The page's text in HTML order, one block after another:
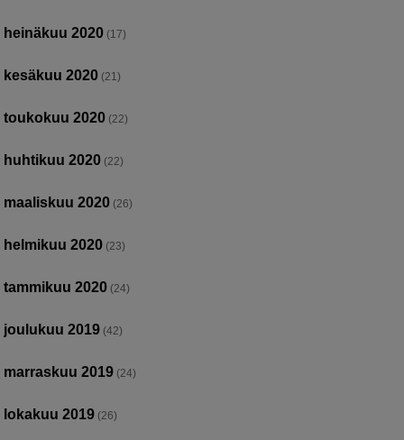
heinäkuu 2020 (17)
kesäkuu 2020 (21)
toukokuu 2020 (22)
huhtikuu 2020 (22)
maaliskuu 2020 (26)
helmikuu 2020 (23)
tammikuu 2020 (24)
joulukuu 2019 (42)
marraskuu 2019 (24)
lokakuu 2019 (26)